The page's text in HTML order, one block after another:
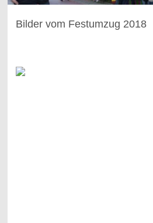
Bilder vom Festumzug 2018